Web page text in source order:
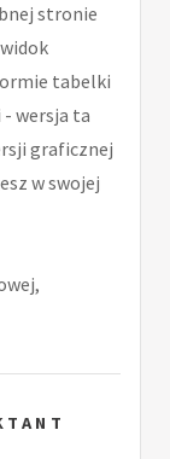
stronie
tabelki
wersja ta
graficznej
w swojej